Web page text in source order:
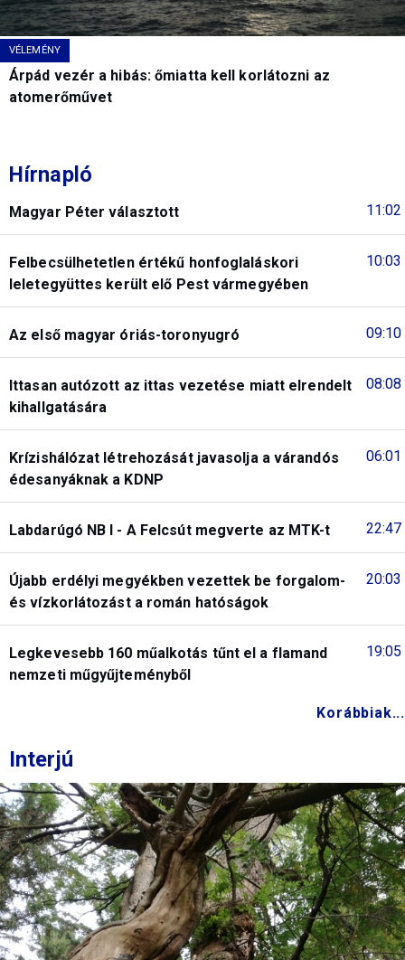
VÉLEMÉNY
Árpád vezér a hibás: őmiatta kell korlátozni az
atomerőművet
Hírnapló
11:02
Magyar Péter választott
10:03
Felbecsülhetetlen értékű honfoglaláskori
leletegyüttes került elő Pest vármegyében
09:10
Az első magyar óriás-toronyugró
08:08
Ittasan autózott az ittas vezetése miatt elrendelt
kihallgatására
06:01
Krízishálózat létrehozását javasolja a várandós
édesanyáknak a KDNP
22:47
Labdarúgó NB I - A Felcsút megverte az MTK-t
20:03
Újabb erdélyi megyékben vezettek be forgalom-
és vízkorlátozást a román hatóságok
19:05
Legkevesebb 160 műalkotás tűnt el a flamand
nemzeti műgyűjteményből
Korábbiak...
Interjú